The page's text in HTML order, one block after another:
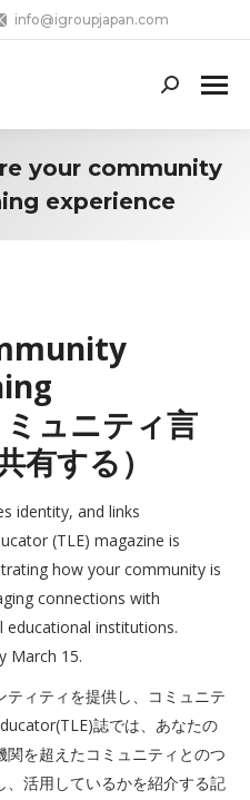
info@igroupjapan.com
Search:
your community
experience
ュニティ言
有する）
identity, and links
(TLE) magazine is
how your community is
connections with
institutions.
March 15.
ィティを提供し、コミュニテ
誌では、あなたの
を超えたコミュニティとのつ
活用しているかを紹介する記